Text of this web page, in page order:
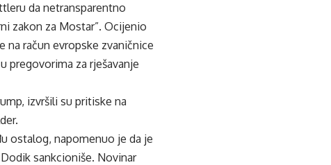
da netransparentno
zakon za Mostar”. Ocijenio
račun evropske zvaničnice
pregovorima za rješavanje
izvršili su pritiske na
ostalog, napomenuo je da je
sankcioniše. Novinar